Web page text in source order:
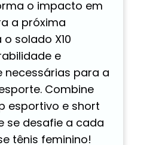
o impacto em
a próxima
solado X10
e
necessárias para a
Combine
esportivo e short
se desafie a cada
tênis feminino!